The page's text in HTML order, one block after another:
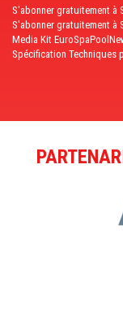
S'abonner gratuitement à
S'abonner gratuitement à
Media Kit
Spécification Techniques